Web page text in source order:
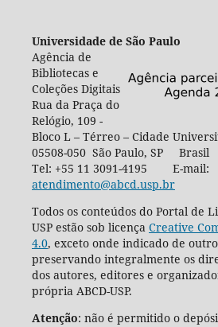
Universidade de São Paulo
Agência de
Bibliotecas e
Coleções Digitais
Rua da Praça do
Relógio, 109 -
Bloco L – Térreo – Cidade
05508-050 São Paulo, SP Brasil
Tel: +55 11 3091-4195 E-mail:
atendimento@abcd.usp.br
Todos os conteúdos do Portal de
USP estão sob licença Creative
4.0, exceto onde indicado de
preservando integralmente os
dos autores, editores e
própria ABCD-USP.
Atenção: não é permitido o